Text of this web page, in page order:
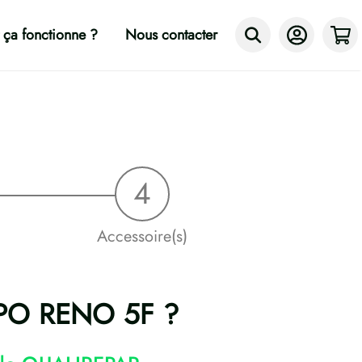
fonctionne ? Nous contacter
Accessoire(s)
RENO 5F ?